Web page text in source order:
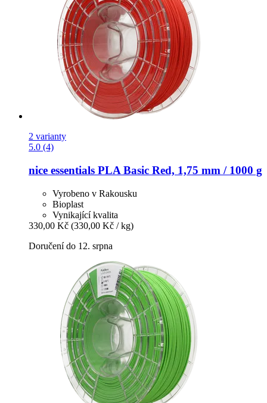
2 varianty
5.0 (4)
nice essentials PLA Basic Red, 1,75 mm / 1000 g
Vyrobeno v Rakousku
Bioplast
Vynikající kvalita
330,00 Kč (330,00 Kč / kg)
Doručení do 12. srpna